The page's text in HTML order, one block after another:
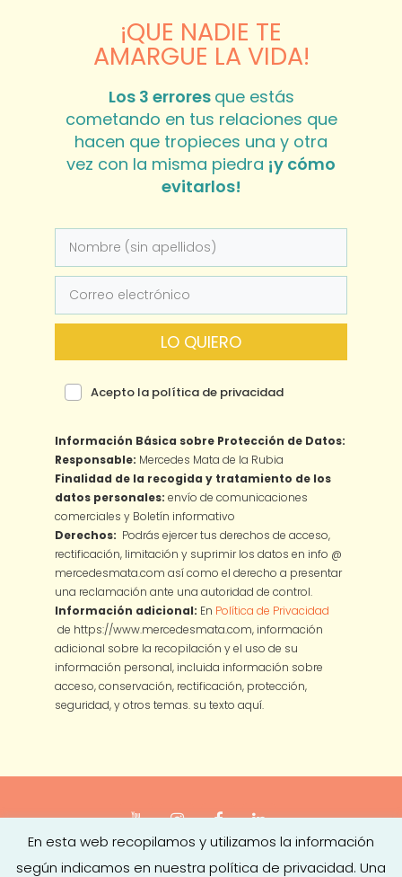
¡QUE NADIE TE
AMARGUE LA VIDA!
Los 3 errores que estás
cometando en tus relaciones que
hacen que tropieces una y otra
vez con la misma piedra ¡y cómo
evitarlos!
LO QUIERO
Acepto la política de privacidad
Información Básica sobre Protección de Datos:
Responsable: Mercedes Mata de la Rubia
Finalidad de la recogida y tratamiento de los
datos personales: envío de comunicaciones
comerciales y Boletín informativo
Derechos: Podrás ejercer tus derechos de acceso,
rectificación, limitación y suprimir los datos en info @
mercedesmata.com así como el derecho a presentar
una reclamación ante una autoridad de control.
Información adicional: En Política de Privacidad
de https://www.mercedesmata.com, información
adicional sobre la recopilación y el uso de su
información personal, incluida información sobre
acceso, conservación, rectificación, protección,
seguridad, y otros temas. su texto aquí.
Copyright © 2026 Mercedes Mata·Aviso legal|Política de
En esta web recopilamos y utilizamos la información
según indicamos en nuestra política de privacidad. Una